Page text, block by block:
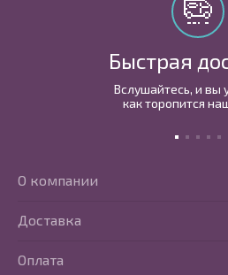
Быстрая
Вслушайтесь, и вы
как торопится
О компании
Доставка
Оплата